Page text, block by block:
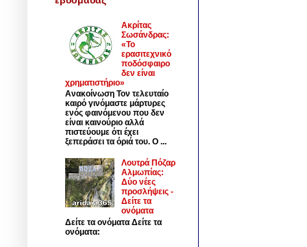
Ακρίτας
Σωσάνδρας:
«Το
ερασιτεχνικό
ποδόσφαιρο
δεν είναι
χρηματιστήριο»
Ανακοίνωση Τον τελευταίο
καιρό γινόμαστε μάρτυρες
ενός φαινόμενου που δεν
είναι καινούριο αλλά
πιστεύουμε ότι έχει
ξεπεράσει τα όριά του. Ο ...
Λουτρά Πόζαρ
Αλμωπίας:
Δύο νέες
προσλήψεις -
Δείτε τα
ονόματα
Δείτε τα ονόματα Δείτε τα
ονόματα: